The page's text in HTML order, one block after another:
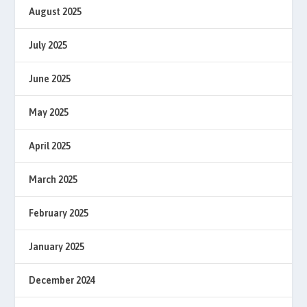
August 2025
July 2025
June 2025
May 2025
April 2025
March 2025
February 2025
January 2025
December 2024